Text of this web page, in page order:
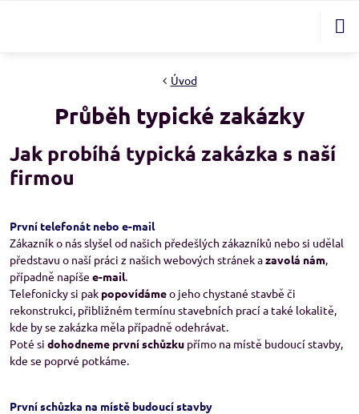
Úvod
Průběh typické zakázky
Jak probíhá typická zakázka s naší
firmou
První telefonát nebo e-mail
Zákazník o nás slyšel od našich předešlých zákazníků nebo si udělal
představu o naší práci z našich webových stránek azavolá nám,
případně napíše e-mail.
Telefonicky si pak popovídámeo jeho chystané stavbě či
rekonstrukci, přibližném termínu stavebních prací a také lokalitě,
kde by se zakázka měla případně odehrávat.
Poté si dohodneme první schůzku přímo na místě budoucí stavby,
kde se poprvé potkáme.
První schůzka na místě budoucí stavby